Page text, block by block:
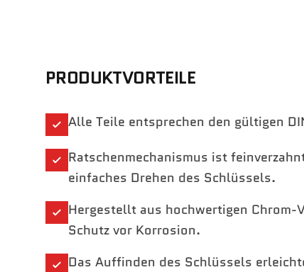
PRODUKTVORTEILE
Alle Teile entsprechen den gültigen
Ratschenmechanismus ist
einfaches Drehen des Schlüssels.
Hergestellt aus hochwertigen
Schutz vor Korrosion.
Das Auffinden des Schlüssels